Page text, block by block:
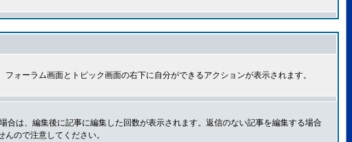
ォーラム画面とトピック画面の右下に自分ができるアクションが表示されます。
は、編集後に記事に編集した回数が表示されます。返信のない記事を編集する場合
ので注意してください。